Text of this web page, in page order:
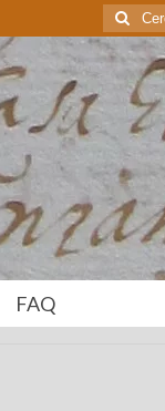
Cerca:
FAQ